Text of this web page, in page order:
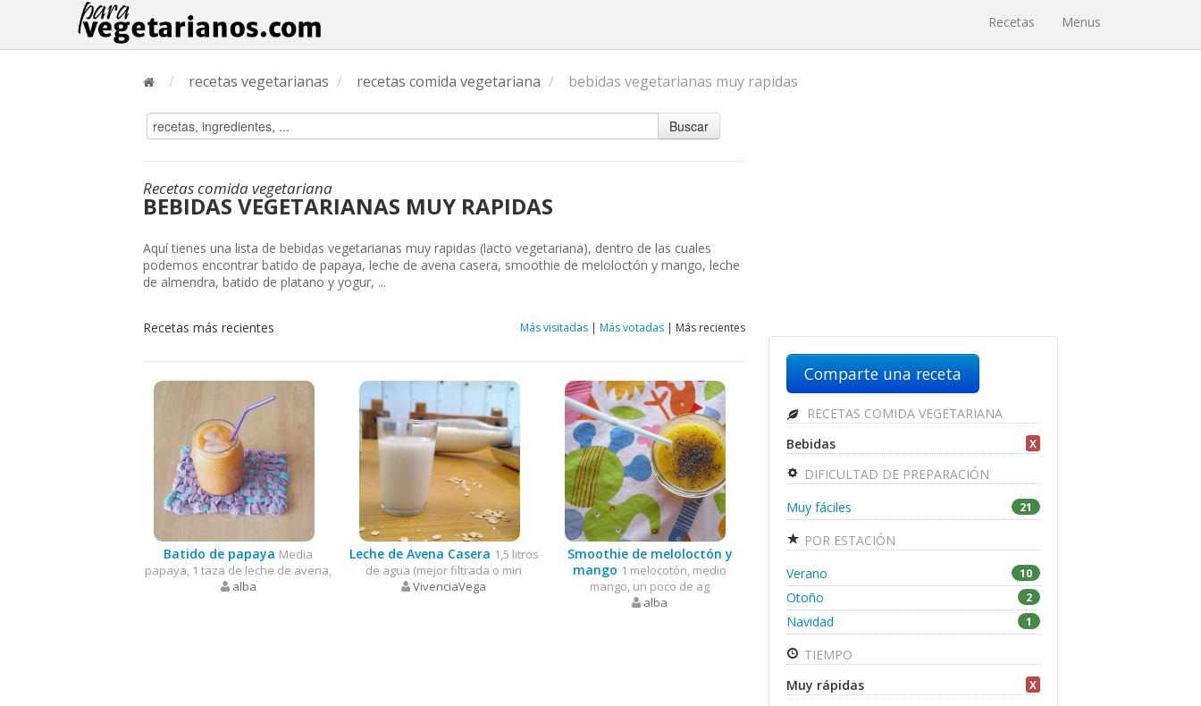
Recetas Menus
/ recetas vegetarianas / recetas comida vegetariana / bebidas vegetarianas muy rapidas
Buscar
Recetas comida vegetariana
BEBIDAS VEGETARIANAS MUY RAPIDAS
Aquí tienes una lista de bebidas vegetarianas muy rapidas (lacto vegetariana), dentro de las cuales
podemos encontrar batido de papaya, leche de avena casera, smoothie de meloloctón y mango, leche
de almendra, batido de platano y yogur, ...
Recetas más recientes Más visitadas| Más votadas| Más recientes
Batido de papaya Media
papaya, 1 taza de leche de avena,
alba
Leche de Avena Casera 1,5 litros
de agua (mejor filtrada o min
VivenciaVega
Smoothie de meloloctón y
mango 1 melocotón, medio
mango, un poco de ag
alba
Comparte una receta
RECETAS COMIDA VEGETARIANA
Bebidas
X
DIFICULTAD DE PREPARACIÓN
Muy fáciles
21
POR ESTACIÓN
Verano
10
Otoño 2
Navidad 1
TIEMPO
Muy rápidas
X